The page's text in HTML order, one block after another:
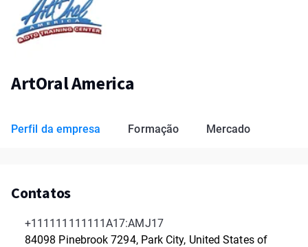
ArtOral America
Perfil da empresa Formação Mercado
Contatos
+111111111111A17:AMJ17
84098 Pinebrook 7294, Park City, United States of